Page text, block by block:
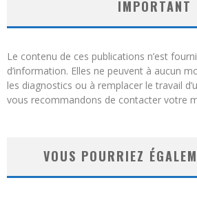
IMPORTANT
Le contenu de ces publications n’est
d’information. Elles ne peuvent à aucun
les diagnostics ou à remplacer le travail
vous recommandons de contacter votre
VOUS POURRIEZ